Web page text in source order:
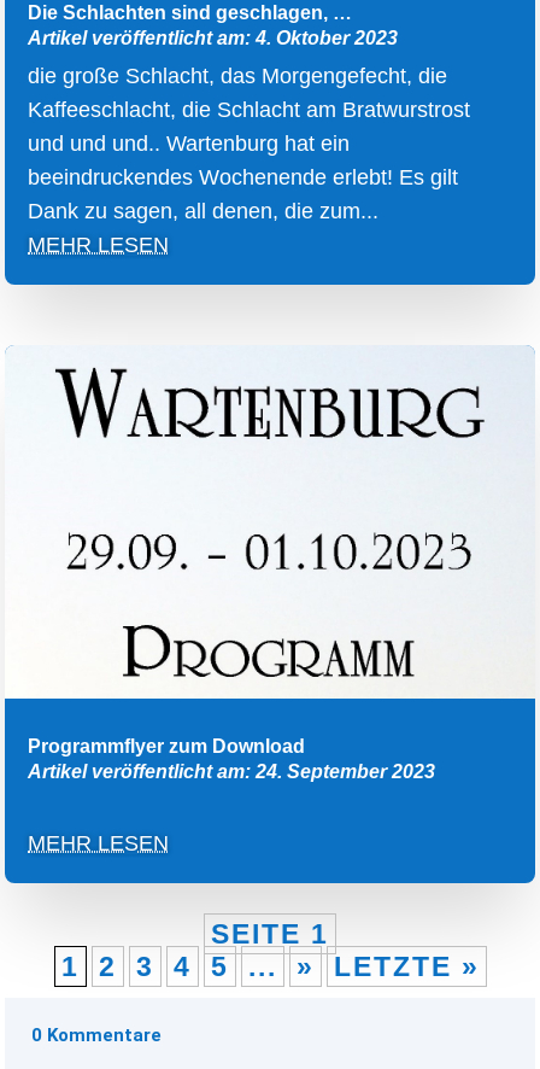
Die Schlachten sind geschlagen, …
Artikel veröffentlicht am: 4. Oktober 2023
die große Schlacht, das Morgengefecht, die
Kaffeeschlacht, die Schlacht am Bratwurstrost
und und und.. Wartenburg hat ein
beeindruckendes Wochenende erlebt! Es gilt
Dank zu sagen, all denen, die zum...
MEHR LESEN
Programmflyer zum Download
Artikel veröffentlicht am: 24. September 2023
MEHR LESEN
SEITE 1
1
2 3 4 5 ... » LETZTE »
0 Kommentare